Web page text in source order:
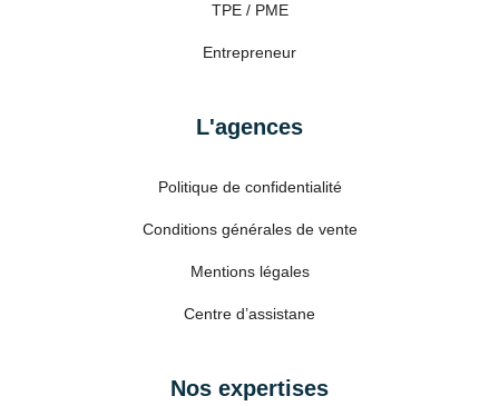
TPE / PME
Entrepreneur
L'agences
Politique de confidentialité
Conditions générales de vente
Mentions légales
Centre d’assistane
Nos expertises